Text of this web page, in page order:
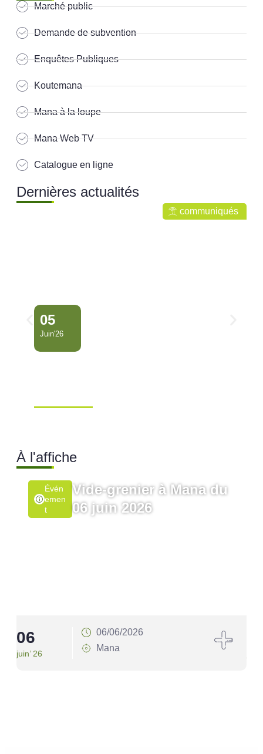
Marché public
Demande de subvention
Enquêtes Publiques
Koutemana
Mana à la loupe
Mana Web TV
Catalogue en ligne
Dernières actualités
communiqués
05
Juin'26
À l'affiche
Évén
Emen
T
Vide-grenier à Mana du
06 juin 2026
06
juin’ 26
06/06/2026
Mana